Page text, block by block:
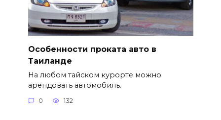
Особенности проката авто в
Таиланде
На любом тайском курорте можно
арендовать автомобиль.
0 132